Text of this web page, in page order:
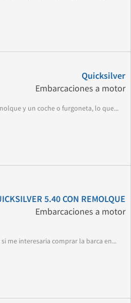
Quicksilver
Embarcaciones a motor
y un coche o furgoneta, lo que...
5.40 CON REMOLQUE
Embarcaciones a motor
me interesaria comprar la barca en...